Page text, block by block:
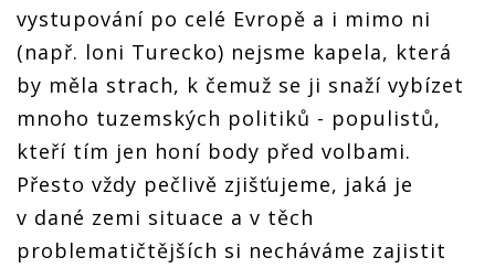
vystupování po celé Evropě a i mimo ni
(např. loni Turecko) nejsme kapela, která
by měla strach, k čemuž se ji snaží vybízet
mnoho tuzemských politiků - populistů,
kteří tím jen honí body před volbami.
Přesto vždy pečlivě zjišťujeme, jaká je
v dané zemi situace a v těch
problematičtějších si necháváme zajistit